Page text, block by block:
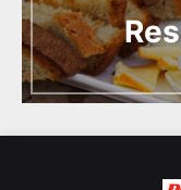
t
r
o
d
u
i